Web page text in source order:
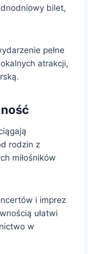
bilet,
pełne
atrakcji,
rodzin z
miłośników
i imprez
ułatwi
w